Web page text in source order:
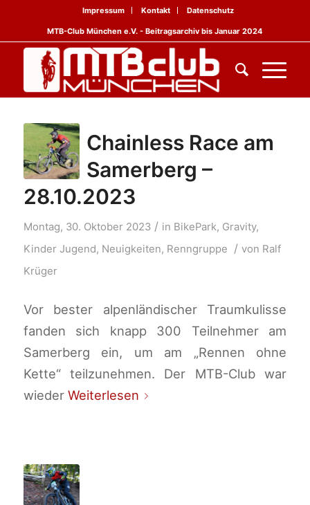
Impressum Kontakt Datenschutz
MTB-Club München e.V. - Beitragsarchiv bis Januar 2024
Chainless Race am
Samerberg –
28.10.2023
Montag, 30. Oktober 2023 / in BikePark, Gravity,
Kinder Jugend, Neuigkeiten, Renngruppe / von Ralf
Krüger
Vor bester alpenländischer Traumkulisse
fanden sich knapp 300 Teilnehmer am
Samerberg ein, um am „Rennen ohne
Kette“ teilzunehmen. Der MTB-Club war
wieder Weiterlesen